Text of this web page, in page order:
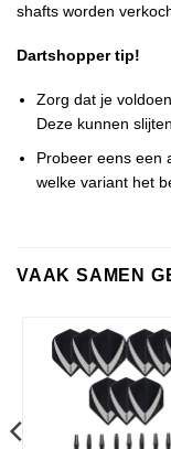
shafts worden
Dartshopper tip!
Zorg dat je
Deze kunnen
Probeer eens een
welke variant het
VAAK SAMEN